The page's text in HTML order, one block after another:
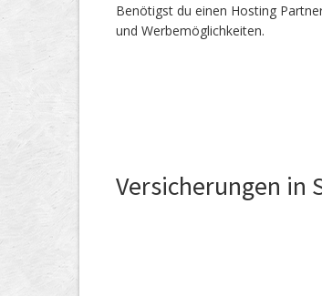
Benötigst du einen Hosting
und Werbemöglichkeiten.
Versicherungen in